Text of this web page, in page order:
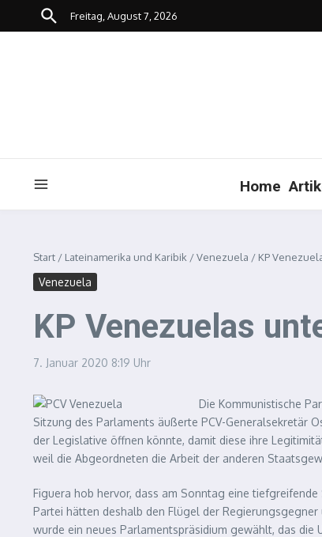
Zum Inhalt springen
Freitag, August 7, 2026
Home
Start / Lateinamerika und Karibik /Venezuela / KP
Venezuela
KP Venezuelas
7. Januar 2020 8:19 Uhr
Die Kommunistische
Sitzung des Parlaments äußerte PCV-Generalsekretär
der Legislative öffnen könnte, damit diese ihre
weil die Abgeordneten die Arbeit der anderen
Figuera hob hervor, dass am Sonntag eine
Partei hätten deshalb den Flügel der
wurde ein neues Parlamentspräsidium gewählt, das die